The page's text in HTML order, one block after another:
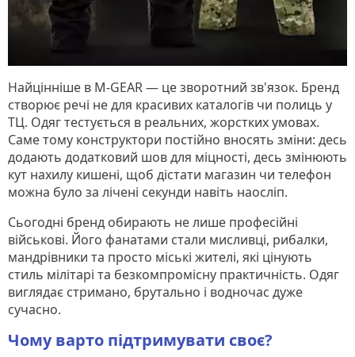
Найцінніше в M-GEAR — це зворотний зв'язок. Бренд
створює речі не для красивих каталогів чи полиць у
ТЦ. Одяг тестується в реальних, жорстких умовах.
Саме тому конструктори постійно вносять зміни: десь
додають додатковий шов для міцності, десь змінюють
кут нахилу кишені, щоб дістати магазин чи телефон
можна було за лічені секунди навіть наосліп.
Сьогодні бренд обирають не лише професійні
військові. Його фанатами стали мисливці, рибалки,
мандрівники та просто міські жителі, які цінують
стиль мілітарі та безкомпромісну практичність. Одяг
виглядає стримано, брутально і водночас дуже
сучасно.
Чому варто підтримувати своє?